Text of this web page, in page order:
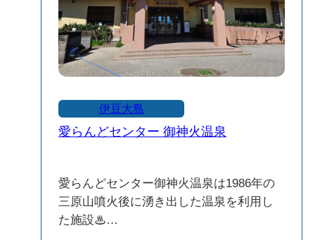
伊豆大島
愛らんどセンター 御神火温泉
愛らんどセンター御神火温泉は1986年の
三原山噴火後に湧き出した温泉を利用し
た施設♨